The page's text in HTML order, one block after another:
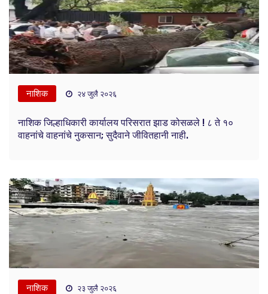
नाशिक २४ जुलै २०२६
नाशिक जिल्हाधिकारी कार्यालय परिसरात झाड कोसळले ! ८ ते १०
वाहनांचे वाहनांचे नुकसान; सुदैवाने जीवितहानी नाही.
नाशिक २३ जुलै २०२६